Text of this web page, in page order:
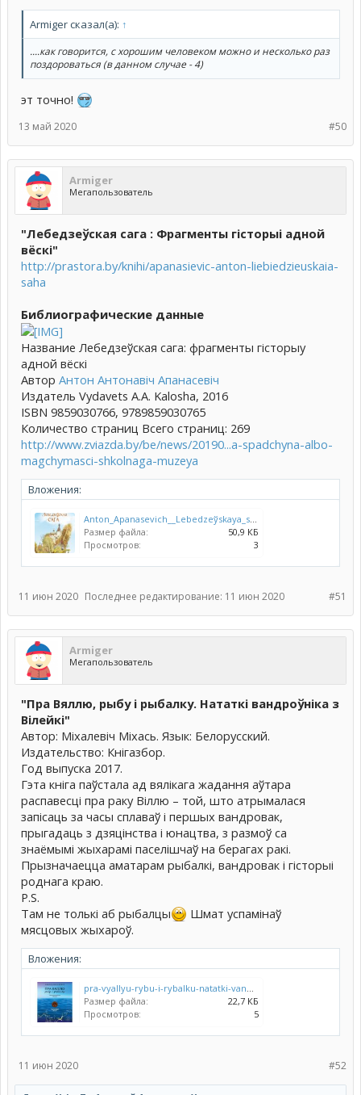
Armiger сказал(а): ↑
....как говорится, с хорошим человеком можно и несколько раз
поздороваться (в данном случае - 4)
эт точно!
#50
13 май 2020
Armiger
Мегапользователь
"Лебедзеўская сага : Фрагменты гісторыі адной
вёскі"
http://prastora.by/knihi/apanasievic-anton-liebiedzieuskaia-
saha
Библиографические данные
Название Лебедзеўская сага: фрагменты гісторыу
адной вёскі
Автор Антон Антонавіч Апанасевіч
Издатель Vydavets A.A. Kalosha, 2016
ISBN 9859030766, 9789859030765
Количество страниц Всего страниц: 269
http://www.zviazda.by/be/news/20190...a-spadchyna-albo-
magchymasci-shkolnaga-muzeya
Вложения:
Размер файла:
50,9 КБ
Просмотров:
3
#51
11 июн 2020 Последнее редактирование: 11 июн 2020
Armiger
Мегапользователь
"Пра Вяллю, рыбу і рыбалку. Нататкі вандроўніка з
Вілейкі"
Автор: Міхалевіч Міхась. Язык: Белорусский.
Издательство: Кнігазбор.
Год выпуска 2017.
Гэта кніга паўстала ад вялікага жадання аўтара
распавесці пра раку Віллю – той, што атрымалася
запісаць за часы сплаваў і першых вандровак,
прыгадаць з дзяцінства і юнацтва, з размоў са
знаёмымі жыхарамі паселішчаў на берагах ракі.
Прызначаецца аматарам рыбалкі, вандровак і гісторыі
роднага краю.
P.S.
Там не толькі аб рыбалцы
Шмат успамінаў
мясцовых жыхароў.
Вложения:
Размер файла:
22,7 КБ
Просмотров:
5
#52
11 июн 2020